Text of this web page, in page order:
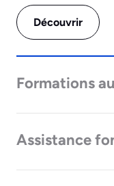
Découvrir
Formations
Assistance